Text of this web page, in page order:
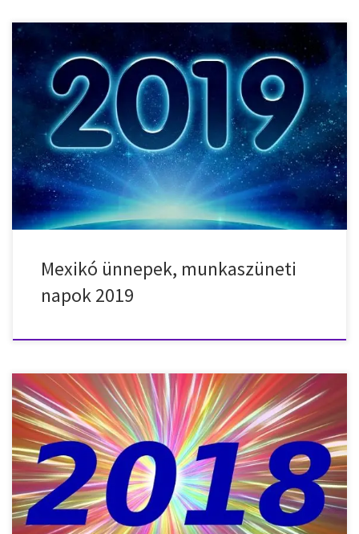
Nemzeti ünnepek, munkaszüneti napok, ünnepnapok az
Mexikóban 2019-ben. 2019. január 1. – kedd – Újév 2019. február 4.
– hétfő – Alkotmány napja 2019. február 5. – kedd – Alkotmány
napja 2019. március 18. – hétfő – Benito Juárez születésnapja
2019. május 1. – szerda – Munka ünnepe 2019. szeptember […]
Mexikó ünnepek, munkaszüneti
napok 2019
Nemzeti ünepek, munkaszüneti napok, ünnepnapok az
Mexikóban 2018-ban. 2018. január 1. – hétfő – Újév 2018. február 5.
– hétfő – Alkotmány napja 2018. március 21. – szerda – Benito
Juárez születésnapja 2018. május 1. – kedd – Munka ünnepe 2018.
július 1. – vasárnap – Választás napja 2018. szeptember […]